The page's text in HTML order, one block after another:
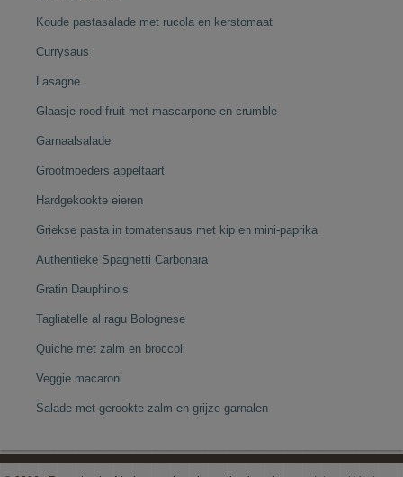
Koude pastasalade met rucola en kerstomaat
Currysaus
Lasagne
Glaasje rood fruit met mascarpone en crumble
Garnaalsalade
Grootmoeders appeltaart
Hardgekookte eieren
Griekse pasta in tomatensaus met kip en mini-paprika
Authentieke Spaghetti Carbonara
Gratin Dauphinois
Tagliatelle al ragu Bolognese
Quiche met zalm en broccoli
Veggie macaroni
Salade met gerookte zalm en grijze garnalen